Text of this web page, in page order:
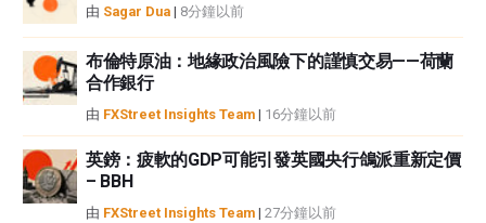
由 Sagar Dua | 8分鐘以前
布倫特原油：地緣政治風險下的謹慎交易——荷蘭
合作銀行
由 FXStreet Insights Team | 16分鐘以前
英鎊：疲軟的GDP可能引發英國央行鴿派重新定價
– BBH
由 FXStreet Insights Team | 27分鐘以前